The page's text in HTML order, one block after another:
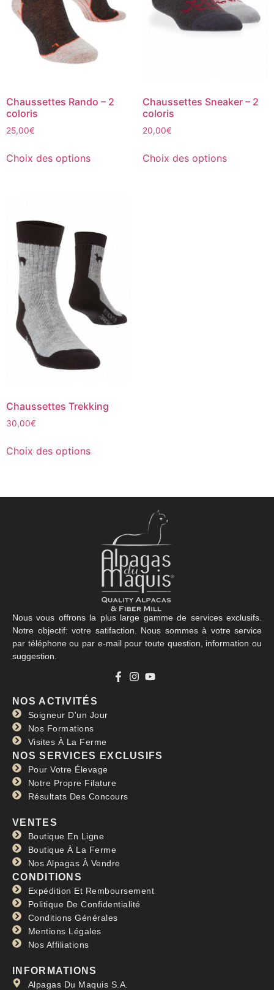
Chaussettes Rando – 2
coloris
25,00€
Choix des options
Chaussettes Sneaker – 2
coloris
20,00€
Choix des options
Chaussettes Trekking
30,00€
Choix des options
Nous vous offrons la plus large gamme de services exclusifs.
Notre objectif: votre satifaction. Nous sommes à votre service
par téléphone ou par e-mail pour toute question, information ou
suggestion.
NOS ACTIVITÉS
Soigneur D'un Jour
Nos Formations
Visites À La Ferme
NOS SERVICES EXCLUSIFS
Pour Votre Élevage
Notre Propre Filature
Résultats Des Concours
VENTES
Boutique En Ligne
Boutique À La Ferme
Nos Alpagas À Vendre
CONDITIONS
Expédition Et Remboursement
Politique De Confidentialité
Conditions Générales
Mentions Légales
Nos Affiliations
INFORMATIONS
Alpagas Du Maquis S.A.